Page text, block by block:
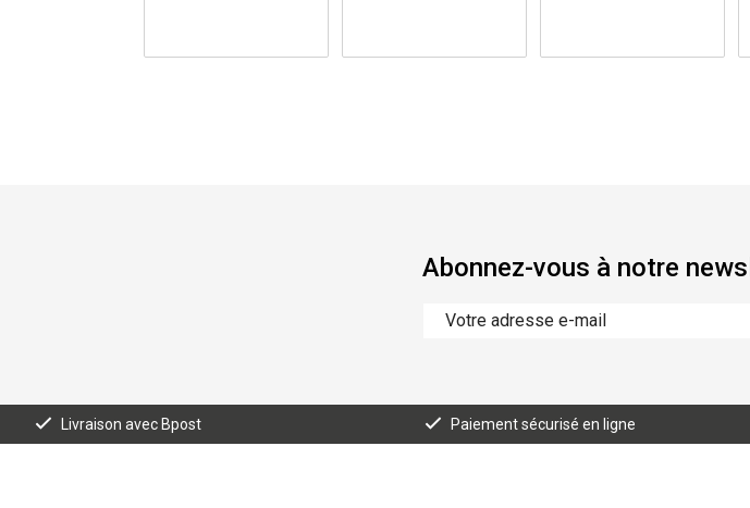
Abonnez-vous à notre
Livraison avec Bpost Paiement sécurisé en ligne